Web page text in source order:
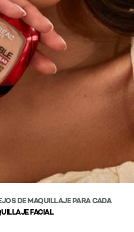
DE MAQUILLAJE PARA CADA
FACIAL